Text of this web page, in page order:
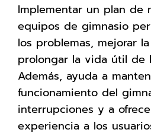
Implementar un plan de
equipos de gimnasio
los problemas, mejorar
prolongar la vida útil de
Además, ayuda a
funcionamiento del
interrupciones y a
experiencia a los